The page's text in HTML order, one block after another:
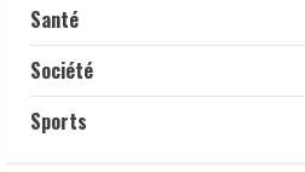
Santé
Société
Sports